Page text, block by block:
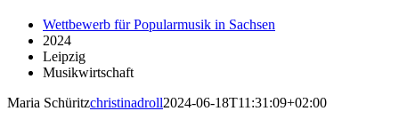
Wettbewerb für Popularmusik in Sachsen
2024
Leipzig
Musikwirtschaft
Maria Schüritzchristinadroll2024-06-18T11:31:09+02:00